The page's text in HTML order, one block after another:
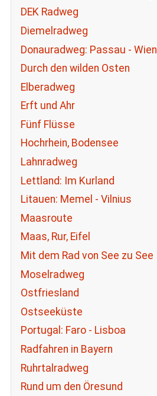
DEK Radweg
Diemelradweg
Donauradweg: Passau - Wien
Durch den wilden Osten
Elberadweg
Erft und Ahr
Fünf Flüsse
Hochrhein, Bodensee
Lahnradweg
Lettland: Im Kurland
Litauen: Memel - Vilnius
Maasroute
Maas, Rur, Eifel
Mit dem Rad von See zu See
Moselradweg
Ostfriesland
Ostseeküste
Portugal: Faro - Lisboa
Radfahren in Bayern
Ruhrtalradweg
Rund um den Öresund